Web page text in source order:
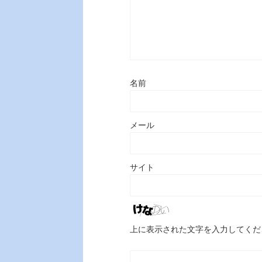
名前
メール
サイト
上に表示された文字を入力してく